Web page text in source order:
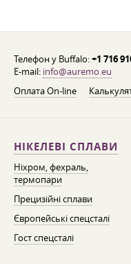
Телефон у Buffalo:+1 716
E-mail: info@auremo.eu
Оплата On-line
НІКЕЛЕВІ СПЛАВИ
Ніхром, фехраль,
термопари
Прецизійні сплави
Європейські спецсталі
Гост спецсталі